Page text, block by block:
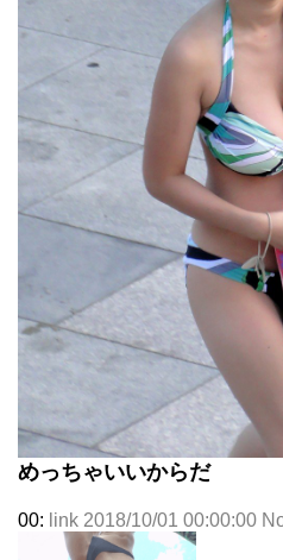
めっちゃいいからだ
00: link 2018/10/01 00:00:00